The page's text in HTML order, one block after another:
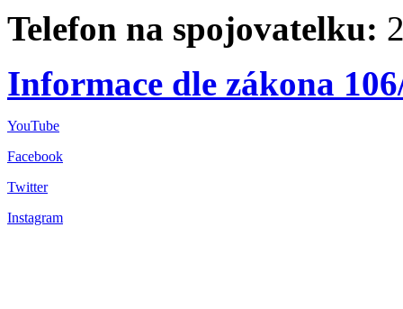
Telefon na spojovatelku:
Informace dle zákona
YouTube
Facebook
Twitter
Instagram